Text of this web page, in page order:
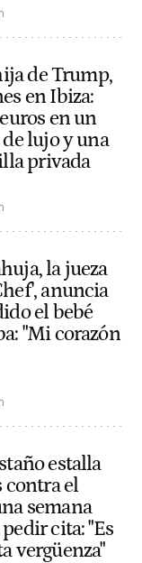
de Trump,
en Ibiza:
en un
lujo y una
privada
la jueza
anuncia
el bebé
"Mi corazón
estalla
contra el
semana
cita: "Es
vergüenza"